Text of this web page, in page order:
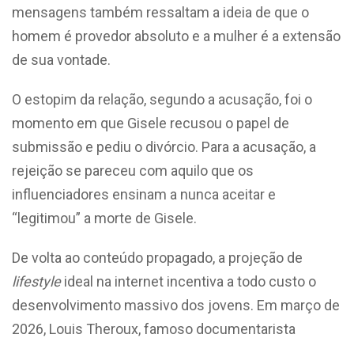
mensagens também ressaltam a ideia de que o
homem é provedor absoluto e a mulher é a extensão
de sua vontade.
O estopim da relação, segundo a acusação, foi o
momento em que Gisele recusou o papel de
submissão e pediu o divórcio. Para a acusação, a
rejeição se pareceu com aquilo que os
influenciadores ensinam a nunca aceitar e
“legitimou” a morte de Gisele.
De volta ao conteúdo propagado, a projeção de
lifestyleideal na internet incentiva a todo custo o
desenvolvimento massivo dos jovens. Em março de
2026, Louis Theroux, famoso documentarista